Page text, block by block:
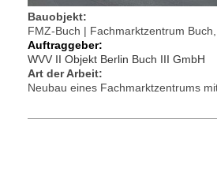
Bauobjekt:
FMZ-Buch | Fachmarktzentrum
Auftraggeber:
WVV II Objekt Berlin Buch III GmbH
Art der Arbeit:
Neubau eines Fachmarktzentrums